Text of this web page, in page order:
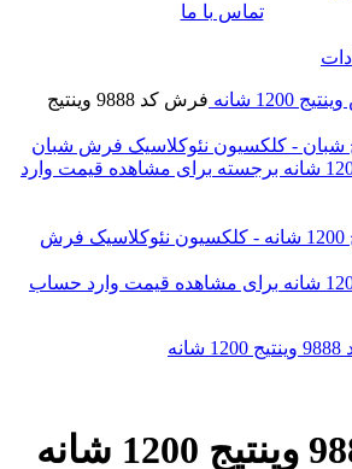
تماس با ما
1200 شانه
فرش کد 9888 وینتیج
برای مشاهده قیمت وارد
برای مشاهده قیمت وارد حساب